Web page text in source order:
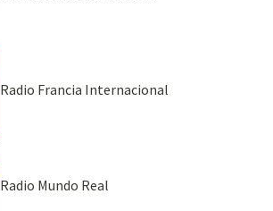
Radio Francia Internacional
Radio Mundo Real